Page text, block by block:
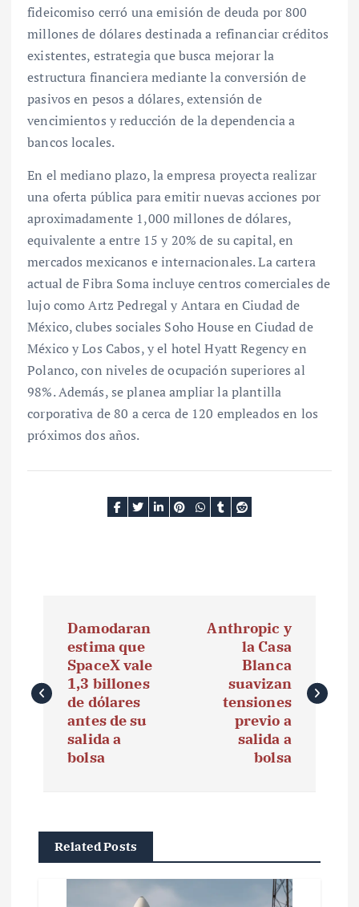
fideicomiso cerró una emisión de deuda por 800
millones de dólares destinada a refinanciar créditos
existentes, estrategia que busca mejorar la
estructura financiera mediante la conversión de
pasivos en pesos a dólares, extensión de
vencimientos y reducción de la dependencia a
bancos locales.
En el mediano plazo, la empresa proyecta realizar
una oferta pública para emitir nuevas acciones por
aproximadamente 1,000 millones de dólares,
equivalente a entre 15 y 20% de su capital, en
mercados mexicanos e internacionales. La cartera
actual de Fibra Soma incluye centros comerciales de
lujo como Artz Pedregal y Antara en Ciudad de
México, clubes sociales Soho House en Ciudad de
México y Los Cabos, y el hotel Hyatt Regency en
Polanco, con niveles de ocupación superiores al
98%. Además, se planea ampliar la plantilla
corporativa de 80 a cerca de 120 empleados en los
próximos dos años.
v
e
ó
Damodaran
estima que
SpaceX vale
1,3 billones
de dólares
antes de su
salida a
bolsa
Anthropic y
la Casa
Blanca
suavizan
tensiones
previo a
salida a
bolsa
Related Posts